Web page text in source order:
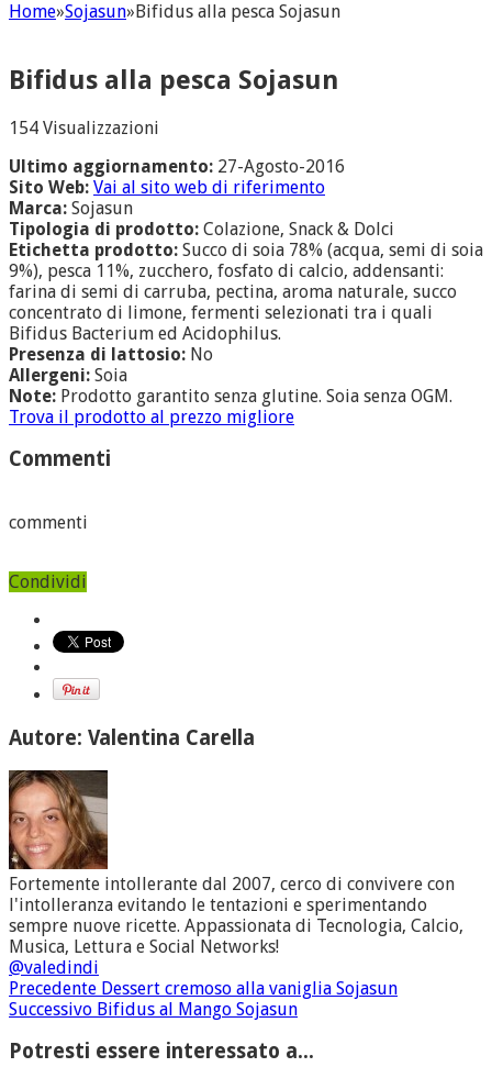
Home»Sojasun»Bifidus alla pesca Sojasun
Bifidus alla pesca Sojasun
154 Visualizzazioni
Ultimo aggiornamento: 27-Agosto-2016
Sito Web: Vai al sito web di riferimento
Marca: Sojasun
Tipologia di prodotto: Colazione, Snack & Dolci
Etichetta prodotto: Succo di soia 78% (acqua, semi di soia
9%), pesca 11%, zucchero, fosfato di calcio, addensanti:
farina di semi di carruba, pectina, aroma naturale, succo
concentrato di limone, fermenti selezionati tra i quali
Bifidus Bacterium ed Acidophilus.
Presenza di lattosio: No
Allergeni: Soia
Note: Prodotto garantito senza glutine. Soia senza OGM.
Trova il prodotto al prezzo migliore
Commenti
commenti
Condividi
Autore: Valentina Carella
Fortemente intollerante dal 2007, cerco di convivere con
l'intolleranza evitando le tentazioni e sperimentando
sempre nuove ricette. Appassionata di Tecnologia, Calcio,
Musica, Lettura e Social Networks!
@valedindi
Precedente Dessert cremoso alla vaniglia Sojasun
Successivo Bifidus al Mango Sojasun
Potresti essere interessato a...